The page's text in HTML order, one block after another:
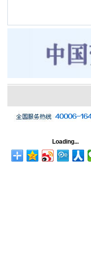
Loading...